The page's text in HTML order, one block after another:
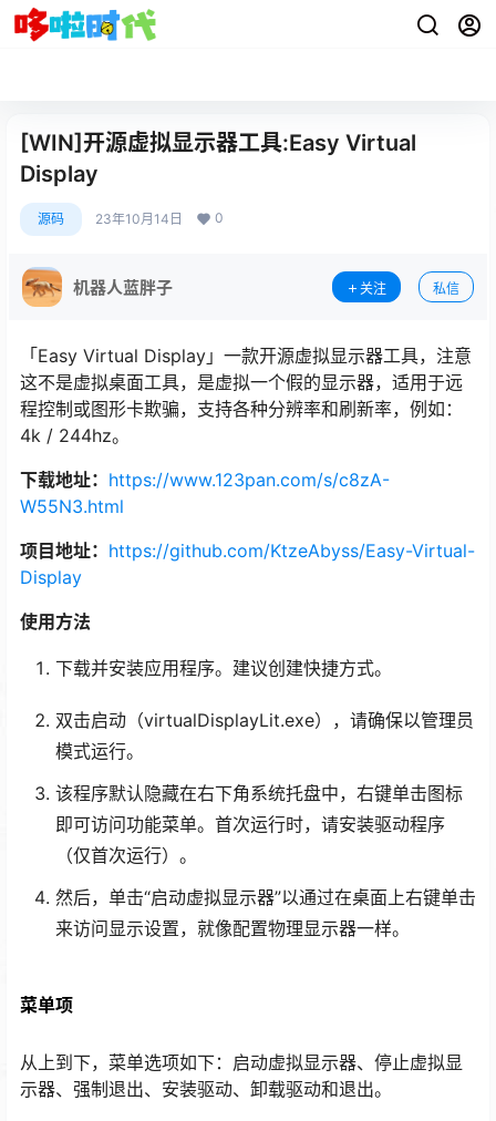
[WIN]开源虚拟显示器工具:Easy Virtual
Display
源码 23年10月14日 0
机器人蓝胖子 关注 私信
「Easy Virtual Display」一款开源虚拟显示器工具，注意
这不是虚拟桌面工具，是虚拟一个假的显示器，适用于远
程控制或图形卡欺骗，支持各种分辨率和刷新率，例如：
4k / 244hz。
下载地址： https://www.123pan.com/s/c8zA-
W55N3.html
项目地址： https://github.com/KtzeAbyss/Easy-Virtual-
Display
使用方法
下载并安装应用程序。建议创建快捷方式。
双击启动（virtualDisplayLit.exe），请确保以管理员
模式运行。
该程序默认隐藏在右下角系统托盘中，右键单击图标
即可访问功能菜单。首次运行时，请安装驱动程序
（仅首次运行）。
然后，单击“启动虚拟显示器”以通过在桌面上右键单击
来访问显示设置，就像配置物理显示器一样。
菜单项
从上到下，菜单选项如下：启动虚拟显示器、停止虚拟显
示器、强制退出、安装驱动、卸载驱动和退出。